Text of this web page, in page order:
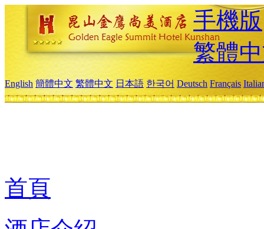
手機版
繁體
English 簡體中文 繁體中文 日本語 한국어 Deutsch Français
首頁